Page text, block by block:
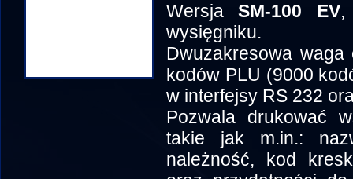
WersjaSM-100 EV,
wysięgniku.
Dwuzakresowa
kodów PLU (9000
w interfejsy RS 232
Pozwala drukować
takie jak m.in.:
należność, kod